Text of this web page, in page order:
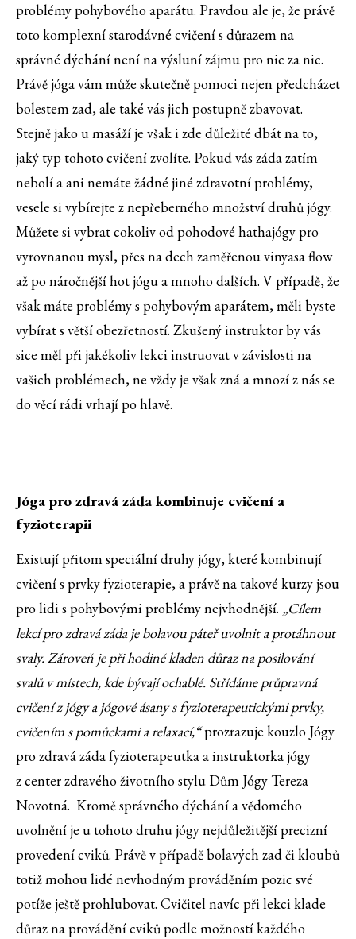
problémy pohybového aparátu. Pravdou ale je, že právě
toto komplexní starodávné cvičení s důrazem na
správné dýchání není na výsluní zájmu pro nic za nic.
Právě jóga vám může skutečně pomoci nejen předcházet
bolestem zad, ale také vás jich postupně zbavovat.
Stejně jako u masáží je však i zde důležité dbát na to,
jaký typ tohoto cvičení zvolíte. Pokud vás záda zatím
nebolí a ani nemáte žádné jiné zdravotní problémy,
vesele si vybírejte z nepřeberného množství druhů jógy.
Můžete si vybrat cokoliv od pohodové hathajógy pro
vyrovnanou mysl, přes na dech zaměřenou vinyasa flow
až po náročnější hot jógu a mnoho dalších. V případě, že
však máte problémy s pohybovým aparátem, měli byste
vybírat s větší obezřetností. Zkušený instruktor by vás
sice měl při jakékoliv lekci instruovat v závislosti na
vašich problémech, ne vždy je však zná a mnozí z nás se
do věcí rádi vrhají po hlavě.
Jóga pro zdravá záda kombinuje cvičení a
fyzioterapii
Existují přitom speciální druhy jógy, které kombinují
cvičení s prvky fyzioterapie, a právě na takové kurzy jsou
pro lidi s pohybovými problémy nejvhodnější. „Cílem
lekcí pro zdravá záda je bolavou páteř uvolnit a protáhnout
svaly. Zároveň je při hodině kladen důraz na posilování
svalů v místech, kde bývají ochablé. Střídáme průpravná
cvičení z jógy a jógové ásany s fyzioterapeutickými prvky,
cvičením s pomůckami a relaxací,“prozrazuje kouzlo Jógy
pro zdravá záda fyzioterapeutka a instruktorka jógy
z center zdravého životního stylu Dům Jógy Tereza
Novotná. Kromě správného dýchání a vědomého
uvolnění je u tohoto druhu jógy nejdůležitější precizní
provedení cviků. Právě v případě bolavých zad či kloubů
totiž mohou lidé nevhodným prováděním pozic své
potíže ještě prohlubovat. Cvičitel navíc při lekci klade
důraz na provádění cviků podle možností každého